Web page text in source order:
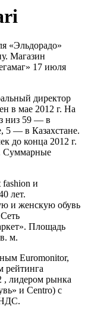
«Эльдорадо»
Магазин
17 июля
директор
в мае 2012 г. На
низ 59 — в
— в Казахстане.
до конца 2012 г.
Суммарные
fashion и
лет.
и женскую обувь
Площадь
м.
Euromonitor,
рейтинга
, лидером рынка
и Centro) с
НДС.